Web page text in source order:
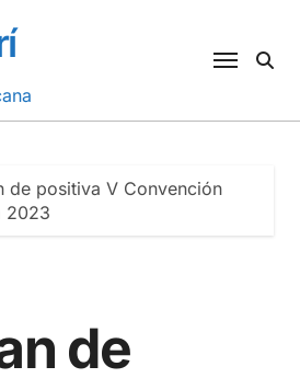
de positiva V Convención
2023
de